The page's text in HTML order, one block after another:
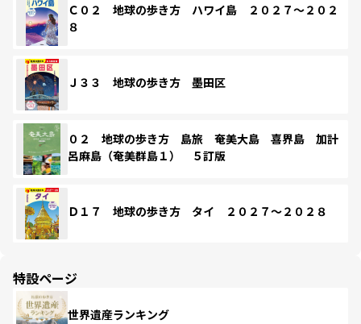
Ｃ０２ 地球の歩き方 ハワイ島 ２０２７～２０２
８
Ｊ３３ 地球の歩き方 墨田区
０２ 地球の歩き方 島旅 奄美大島 喜界島 加計
呂麻島（奄美群島１） ５訂版
Ｄ１７ 地球の歩き方 タイ ２０２７～２０２８
特設ページ
世界遺産ランキング